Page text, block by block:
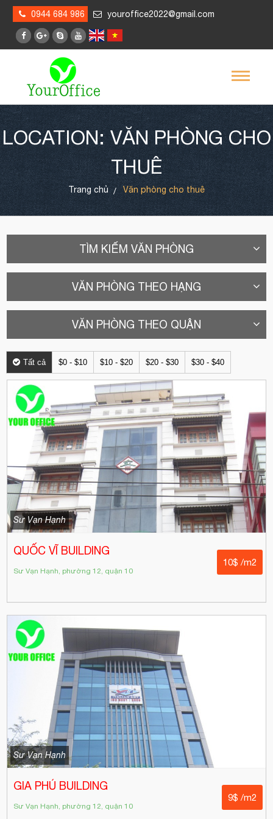
0944 684 986 youroffice2022@gmail.com
LOCATION: VĂN PHÒNG CHO
THUÊ
Trang chủ Văn phòng cho thuê
TÌM KIẾM VĂN PHÒNG
VĂN PHÒNG THEO HẠNG
VĂN PHÒNG THEO QUẬN
Tất cả $0 - $10 $10 - $20 $20 - $30 $30 - $40
Sư Vạn Hạnh
QUỐC VĨ BUILDING
Sư Vạn Hạnh, phường 12, quận 10
10$ /m2
Sư Vạn Hạnh
GIA PHÚ BUILDING
Sư Vạn Hạnh, phường 12, quận 10
9$ /m2